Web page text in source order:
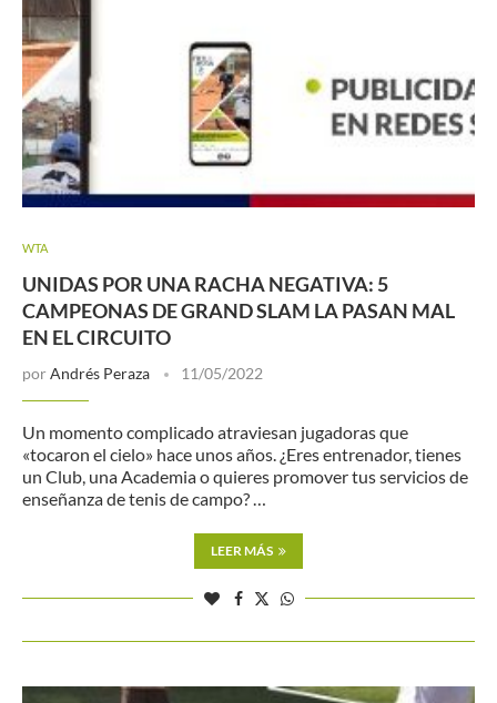
WTA
UNIDAS POR UNA RACHA NEGATIVA: 5
CAMPEONAS DE GRAND SLAM LA PASAN MAL
EN EL CIRCUITO
por Andrés Peraza 11/05/2022
Un momento complicado atraviesan jugadoras que
«tocaron el cielo» hace unos años. ¿Eres entrenador, tienes
un Club, una Academia o quieres promover tus servicios de
enseñanza de tenis de campo? …
LEER MÁS